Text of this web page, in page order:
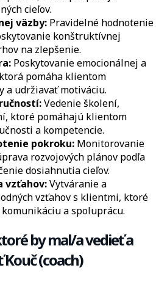
cieľov.
väzby: Pravidelné hodnotenie
konštruktívnej
na zlepšenie.
Poskytovanie emocionálnej a
pomáha klientom
a udržiavať motiváciu.
Vedenie školení,
ktoré pomáhajú klientom
a kompetencie.
pokroku: Monitorovanie
rozvojových plánov podľa
dosiahnutia cieľov.
vzťahov:Vytváranie a
vzťahov s klientmi, ktoré
a spoluprácu.
by mal/a vedieť a
(coach)